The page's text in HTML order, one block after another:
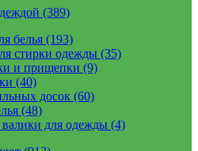
(389)
белья (193)
стирки одежды (35)
и прищепки (9)
(40)
досок (60)
(48)
для одежды (4)